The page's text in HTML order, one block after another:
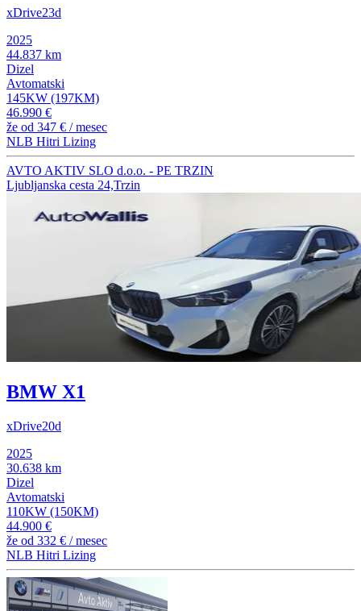
xDrive23d
2025
44.837 km
Dizel
Avtomatski
145KW (197KM)
46.990 €
že od 347 € / mesec
NLB Hitri Lizing
AVTO AKTIV SLO d.o.o. - PE TRZIN
Ljubljanska cesta 24,Trzin
BMW X1
xDrive20d
2025
30.638 km
Dizel
Avtomatski
110KW (150KM)
44.900 €
že od 332 € / mesec
NLB Hitri Lizing